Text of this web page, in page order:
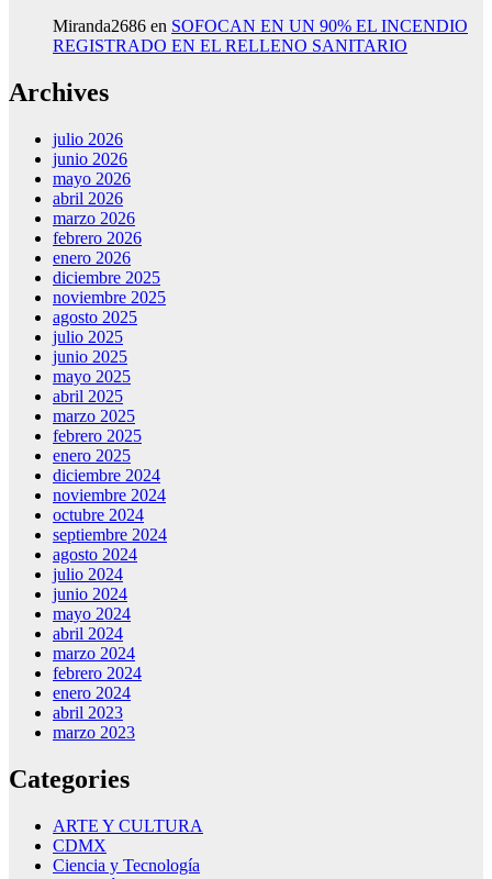
Miranda2686 en SOFOCAN EN UN 90% EL INCENDIO
REGISTRADO EN EL RELLENO SANITARIO
Archives
julio 2026
junio 2026
mayo 2026
abril 2026
marzo 2026
febrero 2026
enero 2026
diciembre 2025
noviembre 2025
agosto 2025
julio 2025
junio 2025
mayo 2025
abril 2025
marzo 2025
febrero 2025
enero 2025
diciembre 2024
noviembre 2024
octubre 2024
septiembre 2024
agosto 2024
julio 2024
junio 2024
mayo 2024
abril 2024
marzo 2024
febrero 2024
enero 2024
abril 2023
marzo 2023
Categories
ARTE Y CULTURA
CDMX
Ciencia y Tecnología